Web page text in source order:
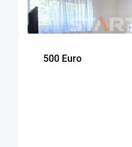
52 1
dormitor
500 Euro